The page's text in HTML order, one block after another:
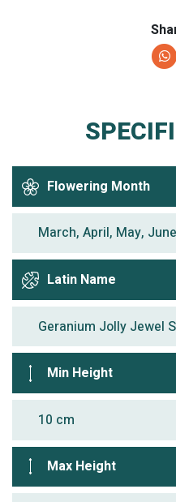
Flowering Month
March, April, May,
Latin Name
Geranium Jolly Jewel
Min Height
10 cm
Max Height